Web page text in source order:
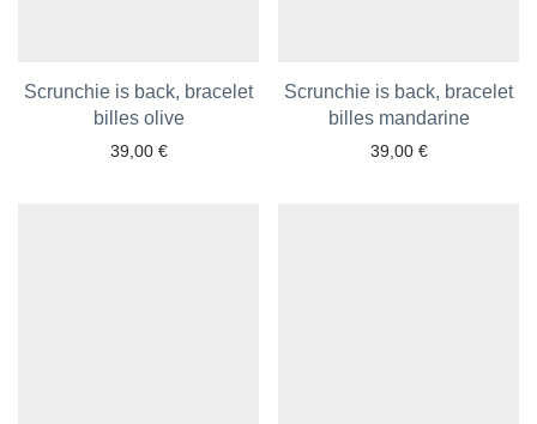
Scrunchie is back, bracelet
billes olive
39,00 €
Ajouter aux favoris
Scrunchie is back, bracelet
billes mandarine
39,00 €
Ajouter aux favoris